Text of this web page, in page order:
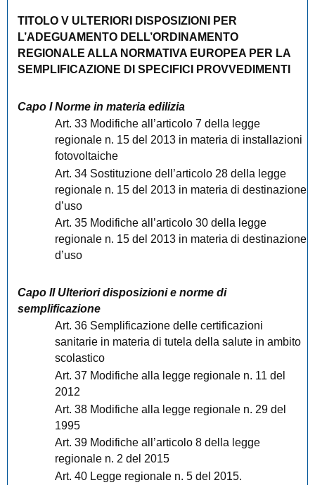
TITOLO V ULTERIORI DISPOSIZIONI PER
L’ADEGUAMENTO DELL’ORDINAMENTO
REGIONALE ALLA NORMATIVA EUROPEA PER LA
SEMPLIFICAZIONE DI SPECIFICI PROVVEDIMENTI
Capo I Norme in materia edilizia
Art. 33 Modifiche all’articolo 7 della legge
regionale n. 15 del 2013 in materia di installazioni
fotovoltaiche
Art. 34 Sostituzione dell’articolo 28 della legge
regionale n. 15 del 2013 in materia di destinazione
d’uso
Art. 35 Modifiche all’articolo 30 della legge
regionale n. 15 del 2013 in materia di destinazione
d’uso
Capo II Ulteriori disposizioni e norme di
semplificazione
Art. 36 Semplificazione delle certificazioni
sanitarie in materia di tutela della salute in ambito
scolastico
Art. 37 Modifiche alla legge regionale n. 11 del
2012
Art. 38 Modifiche alla legge regionale n. 29 del
1995
Art. 39 Modifiche all’articolo 8 della legge
regionale n. 2 del 2015
Art. 40 Legge regionale n. 5 del 2015.